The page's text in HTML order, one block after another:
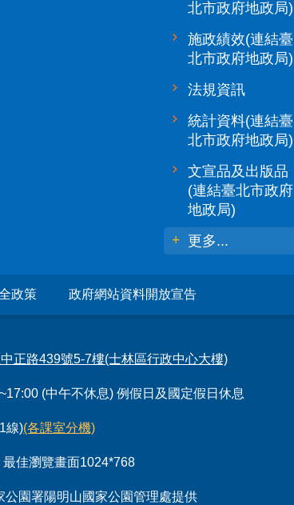
北市政府地政局)
施政績效(連結臺
北市政府地政局)
法規資訊
統計資料(連結臺
北市政府地政局)
文宣品及出版品
(連結臺北市政府
地政局)
更多...
政策 政府網站資料開放宣告
正路439號5-7樓(士林區行政中心大樓)
(中午不休息) 例假日及國定假日休息
線)(各課室分機)
佳瀏覽畫面1024*768
公園署陽明山國家公園管理處提供